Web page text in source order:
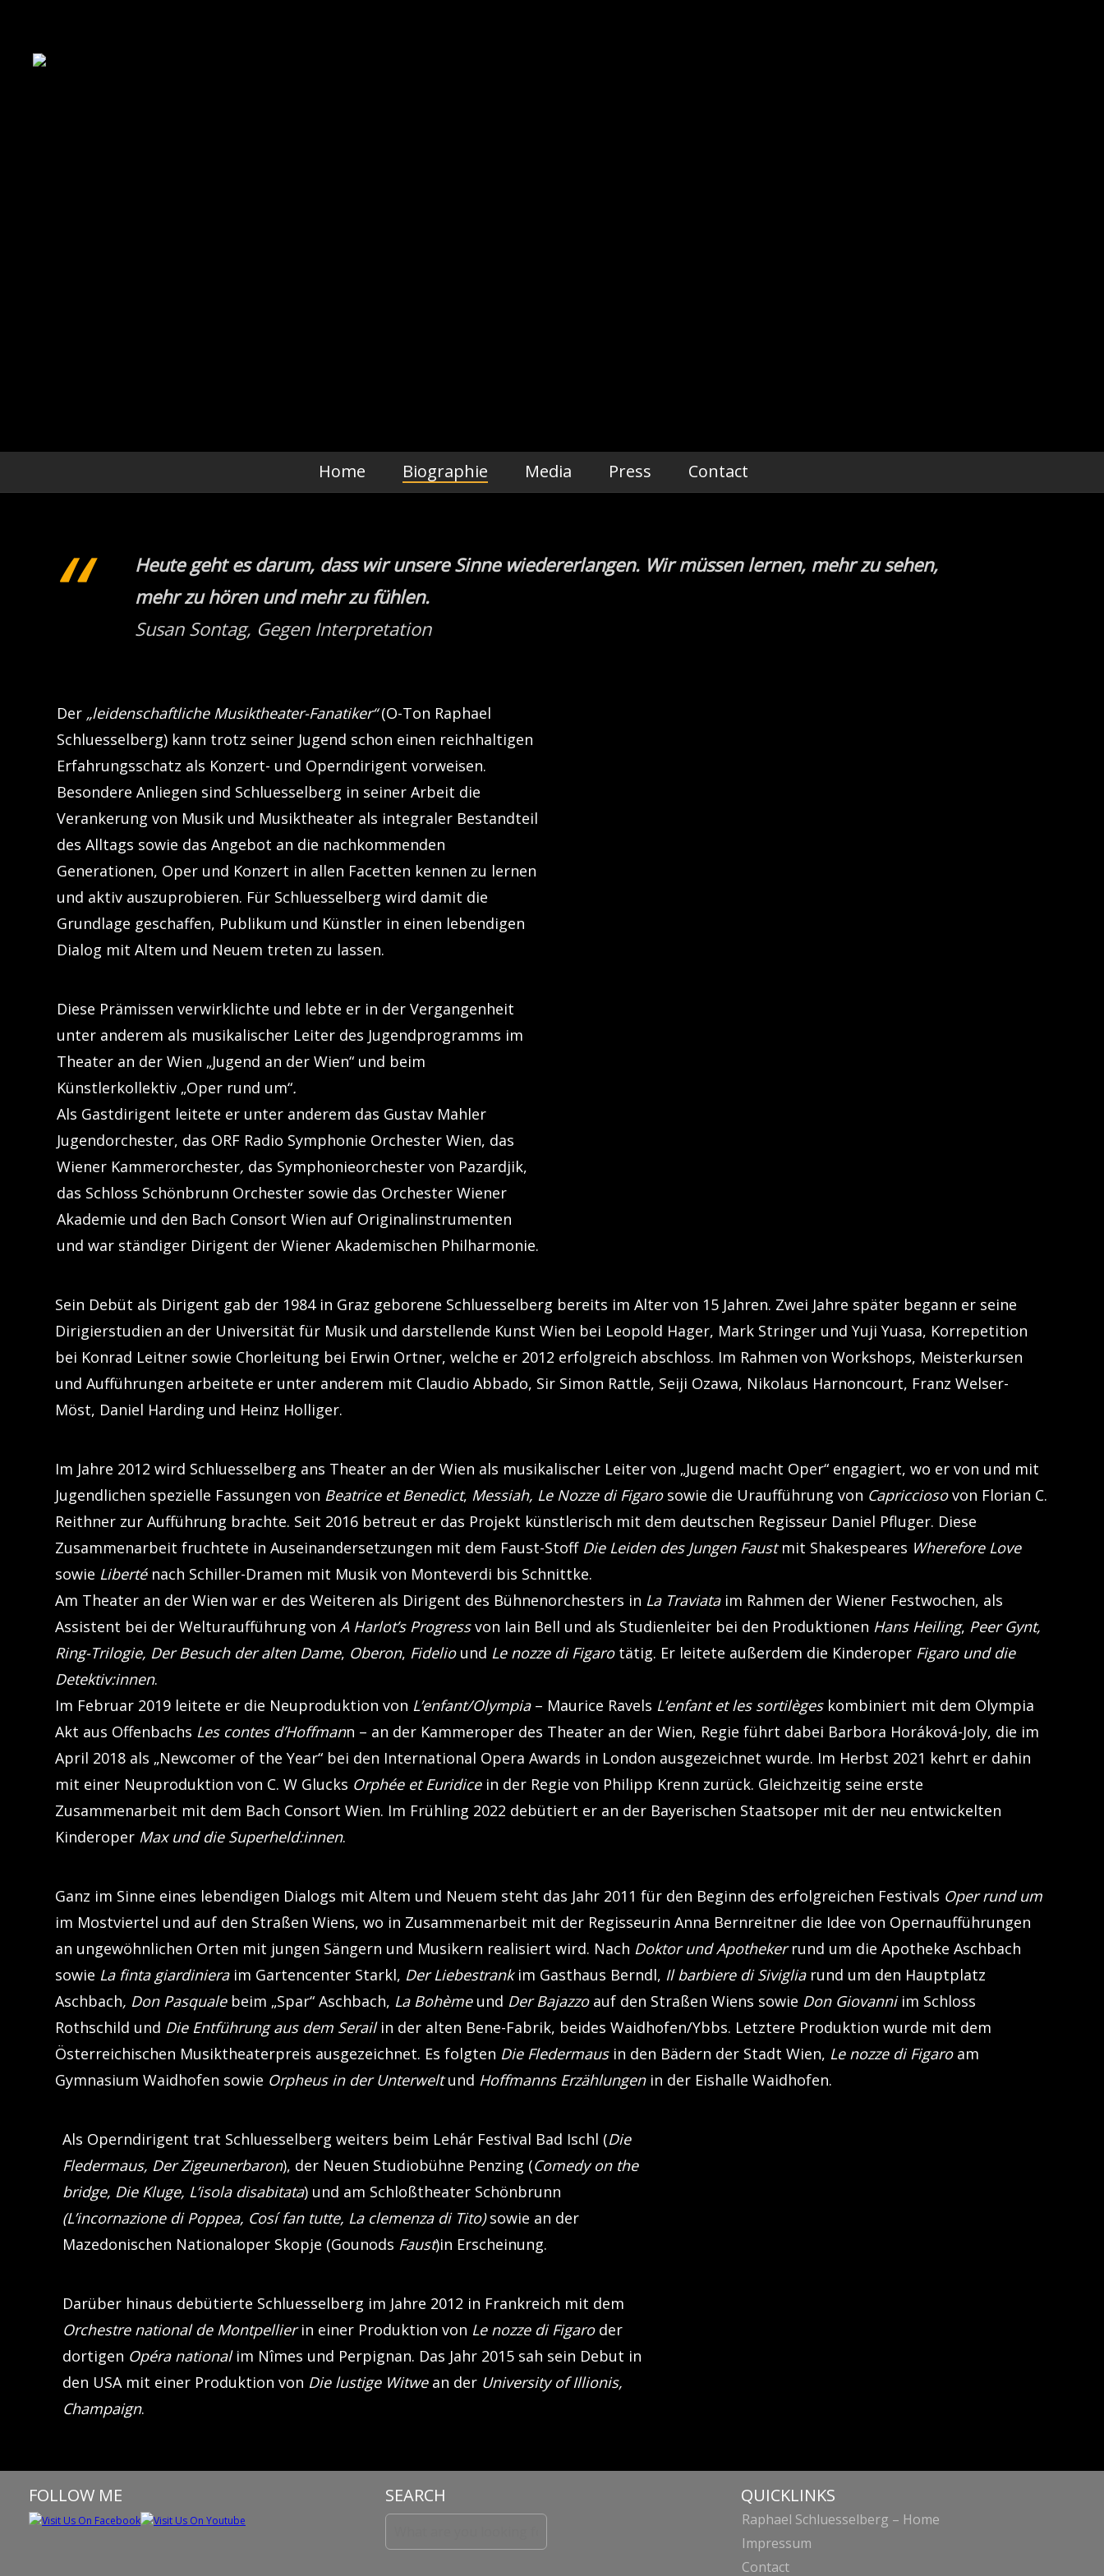
Home Biographie Media Press Contact
Heute geht es darum, dass wir unsere Sinne wiedererlangen. Wir müssen lernen, mehr zu sehen,
mehr zu hören und mehr zu fühlen.
Susan Sontag, Gegen Interpretation
Der „leidenschaftliche Musiktheater-Fanatiker“(O-Ton Raphael
Schluesselberg) kann trotz seiner Jugend schon einen reichhaltigen
Erfahrungsschatz als Konzert- und Operndirigent vorweisen.
Besondere Anliegen sind Schluesselberg in seiner Arbeit die
Verankerung von Musik und Musiktheater als integraler Bestandteil
des Alltags sowie das Angebot an die nachkommenden
Generationen, Oper und Konzert in allen Facetten kennen zu lernen
und aktiv auszuprobieren. Für Schluesselberg wird damit die
Grundlage geschaffen, Publikum und Künstler in einen lebendigen
Dialog mit Altem und Neuem treten zu lassen.
Diese Prämissen verwirklichte und lebte er in der Vergangenheit
unter anderem als musikalischer Leiter des Jugendprogramms im
Theater an der Wien „Jugend an der Wien“ und beim
Künstlerkollektiv „Oper rund um“.
Als Gastdirigent leitete er unter anderem das Gustav Mahler
Jugendorchester, das ORF Radio Symphonie Orchester Wien, das
Wiener Kammerorchester, das Symphonieorchester von Pazardjik,
das Schloss Schönbrunn Orchester sowie das Orchester Wiener
Akademie und den Bach Consort Wien auf Originalinstrumenten
und war ständiger Dirigent der Wiener Akademischen Philharmonie.
Sein Debüt als Dirigent gab der 1984 in Graz geborene Schluesselberg bereits im Alter von 15 Jahren. Zwei Jahre später begann er seine
Dirigierstudien an der Universität für Musik und darstellende Kunst Wien bei Leopold Hager, Mark Stringer und Yuji Yuasa, Korrepetition
bei Konrad Leitner sowie Chorleitung bei Erwin Ortner, welche er 2012 erfolgreich abschloss. Im Rahmen von Workshops, Meisterkursen
und Aufführungen arbeitete er unter anderem mit Claudio Abbado, Sir Simon Rattle, Seiji Ozawa, Nikolaus Harnoncourt, Franz Welser-
Möst, Daniel Harding und Heinz Holliger.
Im Jahre 2012 wird Schluesselberg ans Theater an der Wien als musikalischer Leiter von „Jugend macht Oper“ engagiert, wo er von und mit
Jugendlichen spezielle Fassungen von Beatrice et Benedict, Messiah, Le Nozze di Figaro sowie die Uraufführung von Capricciosovon Florian C.
Reithner zur Aufführung brachte. Seit 2016 betreut er das Projekt künstlerisch mit dem deutschen Regisseur Daniel Pfluger. Diese
Zusammenarbeit fruchtete in Auseinandersetzungen mit dem Faust-Stoff Die Leiden des Jungen Faustmit Shakespeares Wherefore Love
sowie Liberténach Schiller-Dramen mit Musik von Monteverdi bis Schnittke.
Am Theater an der Wien war er des Weiteren als Dirigent des Bühnenorchesters in La Traviata im Rahmen der Wiener Festwochen, als
Assistent bei der Welturaufführung vonA Harlot’s Progressvon Iain Bell und als Studienleiter bei den Produktionen Hans Heiling, Peer Gynt,
Ring-Trilogie, Der Besuch der alten Dame, Oberon, Fideliound Le nozze di Figarotätig. Er leitete außerdem die Kinderoper Figaro und die
Detektiv:innen.
Im Februar 2019 leitete er die Neuproduktion von L’enfant/Olympia – Maurice Ravels L’enfant et les sortilègeskombiniert mit dem Olympia
Akt aus Offenbachs Les contes d’Hoffmann – an der Kammeroper des Theater an der Wien, Regie führt dabei Barbora Horáková-Joly, die im
April 2018 als „Newcomer of the Year“ bei den International Opera Awards in London ausgezeichnet wurde. Im Herbst 2021 kehrt er dahin
mit einer Neuproduktion von C. W Glucks Orphée et Euridicein der Regie von Philipp Krenn zurück. Gleichzeitig seine erste
Zusammenarbeit mit dem Bach Consort Wien. Im Frühling 2022 debütiert er an der Bayerischen Staatsoper mit der neu entwickelten
Kinderoper Max und die Superheld:innen.
Ganz im Sinne eines lebendigen Dialogs mit Altem und Neuem steht das Jahr 2011 für den Beginn des erfolgreichen Festivals Oper rund um
im Mostviertel und auf den Straßen Wiens, wo in Zusammenarbeit mit der Regisseurin Anna Bernreitner die Idee von Opernaufführungen
an ungewöhnlichen Orten mit jungen Sängern und Musikern realisiert wird. Nach Doktor und Apothekerrund um die Apotheke Aschbach
sowie La finta giardiniera im Gartencenter Starkl, Der Liebestrankim Gasthaus Berndl, Il barbiere di Sivigliarund um den Hauptplatz
Aschbach, Don Pasquale beim „Spar“ Aschbach, La Bohème und Der Bajazzoauf den Straßen Wiens sowie Don Giovanniim Schloss
Rothschild und Die Entführung aus dem Serail in der alten Bene-Fabrik, beides Waidhofen/Ybbs. Letztere Produktion wurde mit dem
Österreichischen Musiktheaterpreis ausgezeichnet. Es folgten Die Fledermausin den Bädern der Stadt Wien, Le nozze di Figaroam
Gymnasium Waidhofen sowie Orpheus in der Unterweltund Hoffmanns Erzählungenin der Eishalle Waidhofen.
Als Operndirigent trat Schluesselberg weiters beim Lehár Festival Bad Ischl (Die
Fledermaus, Der Zigeunerbaron), der Neuen Studiobühne Penzing (Comedy on the
bridge, Die Kluge, L’isola disabitata) und am Schloßtheater Schönbrunn
(L’incornazione di Poppea, Cosí fan tutte, La clemenza di Tito)sowie an der
Mazedonischen Nationaloper Skopje (Gounods Faust)in Erscheinung.
Darüber hinaus debütierte Schluesselberg im Jahre 2012 in Frankreich mit dem
Orchestre national de Montpellierin einer Produktion von Le nozze di Figaro der
dortigen Opéra nationalim Nîmes und Perpignan. Das Jahr 2015 sah sein Debut in
den USA mit einer Produktion von Die lustige Witwean der University of Illionis,
Champaign.
FOLLOW ME SEARCH QUICKLINKS
Raphael Schluesselberg – Home
Impressum
Contact